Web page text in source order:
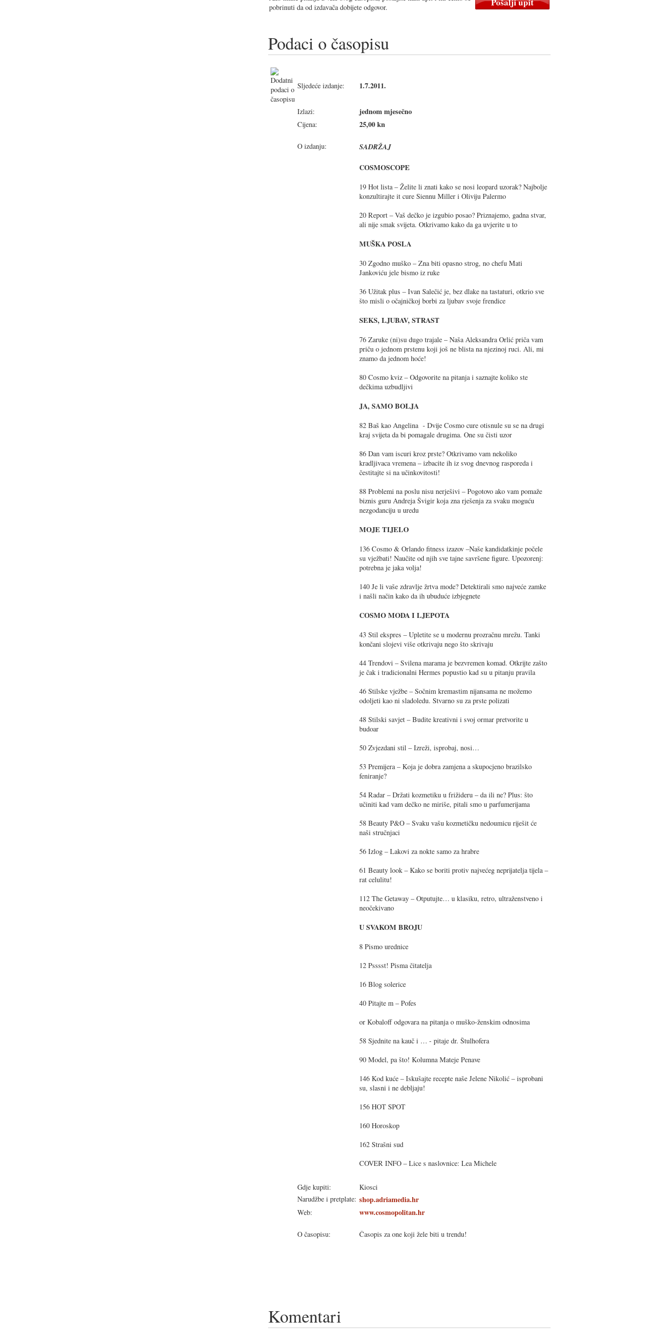
pobrinuti da od izdavača dobijete odgovor.
Podaci o časopisu
Sljedeće izdanje: 1.7.2011.
Izlazi: jednom mjesečno
Cijena: 25,00 kn
O izdanju:
SADRŽAJ
COSMOSCOPE
19 Hot lista – Želite li znati kako se nosi leopard uzorak? Najbolje
konzultirajte it cure Siennu Miller i Oliviju Palermo
20 Report – Vaš dečko je izgubio posao? Priznajemo, gadna stvar,
ali nije smak svijeta. Otkrivamo kako da ga uvjerite u to
MUŠKA POSLA
30 Zgodno muško – Zna biti opasno strog, no chefu Mati
Jankoviću jele bismo iz ruke
36 Užitak plus – Ivan Salečić je, bez dlake na tastaturi, otkrio sve
što misli o očajničkoj borbi za ljubav svoje frendice
SEKS, LJUBAV, STRAST
76 Zaruke (ni)su dugo trajale – Naša Aleksandra Orlić priča vam
priču o jednom prstenu koji još ne blista na njezinoj ruci. Ali, mi
znamo da jednom hoće!
80 Cosmo kviz – Odgovorite na pitanja i saznajte koliko ste
dečkima uzbudljivi
JA, SAMO BOLJA
82 Baš kao Angelina - Dvije Cosmo cure otisnule su se na drugi
kraj svijeta da bi pomagale drugima. One su čisti uzor
86 Dan vam iscuri kroz prste? Otkrivamo vam nekoliko
kradljivaca vremena – izbacite ih iz svog dnevnog rasporeda i
čestitajte si na učinkovitosti!
88 Problemi na poslu nisu nerješivi – Pogotovo ako vam pomaže
biznis guru Andreja Švigir koja zna rješenja za svaku moguću
nezgodanciju u uredu
MOJE TIJELO
136 Cosmo & Orlando fitness izazov –Naše kandidatkinje počele
su vježbati! Naučite od njih sve tajne savršene figure. Upozorenj:
potrebna je jaka volja!
140 Je li vaše zdravlje žrtva mode? Detektirali smo najveće zamke
i našli način kako da ih ubuduće izbjegnete
COSMO MODA I LJEPOTA
43 Stil ekspres – Upletite se u modernu prozračnu mrežu. Tanki
končani slojevi više otkrivaju nego što skrivaju
44 Trendovi – Svilena marama je bezvremen komad. Otkrijte zašto
je čak i tradicionalni Hermes popustio kad su u pitanju pravila
46 Stilske vježbe – Sočnim kremastim nijansama ne možemo
odoljeti kao ni sladoledu. Stvarno su za prste polizati
48 Stilski savjet – Budite kreativni i svoj ormar pretvorite u
budoar
50 Zvjezdani stil – Izreži, isprobaj, nosi…
53 Premijera – Koja je dobra zamjena a skupocjeno brazilsko
feniranje?
54 Radar – Držati kozmetiku u frižideru – da ili ne? Plus: što
učiniti kad vam dečko ne miriše, pitali smo u parfumerijama
58 Beauty P&O – Svaku vašu kozmetičku nedoumicu riješit će
naši stručnjaci
56 Izlog – Lakovi za nokte samo za hrabre
61 Beauty look – Kako se boriti protiv najvećeg neprijatelja tijela –
rat celulitu!
112 The Getaway – Otputujte… u klasiku, retro, ultraženstveno i
neočekivano
U SVAKOM BROJU
8 Pismo urednice
12 Psssst! Pisma čitatelja
16 Blog solerice
40 Pitajte m – Pofes
or Kobaloff odgovara na pitanja o muško-ženskim odnosima
58 Sjednite na kauč i … - pitaje dr. Štulhofera
90 Model, pa što! Kolumna Mateje Penave
146 Kod kuće – Iskušajte recepte naše Jelene Nikolić – isprobani
su, slasni i ne debljaju!
156 HOT SPOT
160 Horoskop
162 Strašni sud
COVER INFO – Lice s naslovnice: Lea Michele
Gdje kupiti:
Kiosci
Narudžbe i pretplate: shop.adriamedia.hr
Web: www.cosmopolitan.hr
O časopisu: Časopis za one koji žele biti u trendu!
Komentari